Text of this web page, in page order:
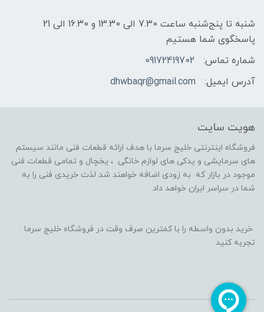
شنبه تا پنج‌شنبه ساعت 7.30 الی 13.30 و 16.30 الی 21
پاسخگوی شما هستیم
شماره تماس:
09172419702
آدرس ایمیل:
dhwbaqr@gmail.com
هویت سایت
فروشگاه اینترنتی خلیج سرما با هدف ارائه قطعات فنی مانند سیستم
های سرمایشی و یدکی های لوازم خانگی ، یخچال و تمامی قطعات فنی
موجود در بازار که به زودی اضافه خواهند شد لذت خریدی فنی را به
شما در سراسر ایران خواهد داد.
خرید بدون واسطه را با کمترین صرف وقت در فروشگاه خلیج سرما
تجربه کنید